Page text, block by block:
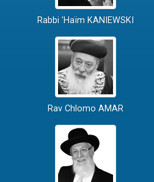
Rabbi 'Haïm KANIEWSKI
Rav Chlomo AMAR